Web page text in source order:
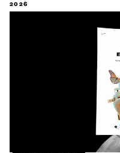
2026